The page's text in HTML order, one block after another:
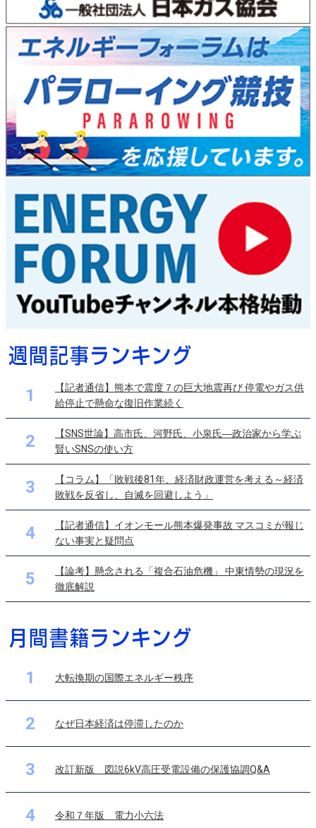
1
【記者通信】熊本で震度７の巨大地震再び 停電やガス供
給停止で懸命な復旧作業続く
2
【SNS世論】高市氏、河野氏、小泉氏―政治家から学ぶ
賢いSNSの使い方
3
【コラム】「敗戦後81年、経済財政運営を考える～経済
敗戦を反省し、自滅を回避しよう」
4
【記者通信】イオンモール熊本爆発事故 マスコミが報じ
ない事実と疑問点
5
【論考】懸念される「複合石油危機」 中東情勢の現況を
徹底解説
1 大転換期の国際エネルギー秩序
2 なぜ日本経済は停滞したのか
3 改訂新版 図説6kV高圧受電設備の保護協調Q&A
4 令和７年版 電力小六法